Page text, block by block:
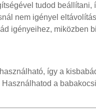
tudod
nem igényel
igényeihez, miközben
így a
a